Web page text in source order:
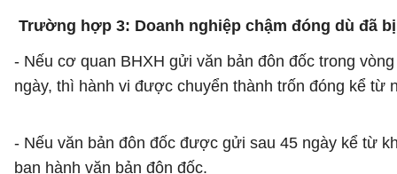
Trường hợp 3: Doanh nghiệp chậm đóng dù đã
- Nếu cơ quan BHXH gửi văn bản đôn đốc trong
ngày, thì hành vi được chuyển thành trốn đóng kể từ
- Nếu văn bản đôn đốc được gửi sau 45 ngày kể từ
ban hành văn bản đôn đốc.